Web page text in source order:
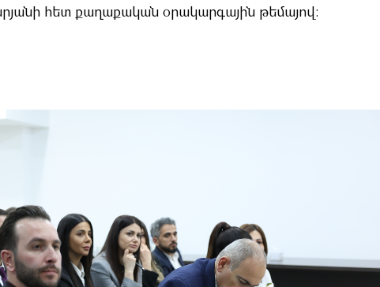
հետ քաղաքական օրակարգային թեմայով։